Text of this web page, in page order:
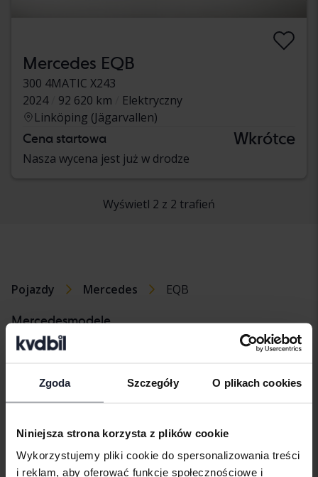
Zgoda Szczegóły O plikach cookies
Niniejsza strona korzysta z plików cookie
Wykorzystujemy pliki cookie do spersonalizowania treści
i reklam, aby oferować funkcje społecznościowe i
Mercedes EQB
300 4MATIC X243
2024
92 620 km
Elektryczny
Linköping (Jägarvallen)
Cena startowa Wkrótce
Nasza wycena jest już w drodze
Wyświetl 2 z 2 trafień
Pojazdy Mercedes EQB
Mercedesmodele
Mercedes A-
Mercedes C-
klass
Mercedes E-
Mercedes EQB
Mercedes GLC
Mercedes GLK